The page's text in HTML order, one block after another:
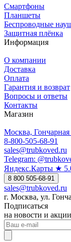
Смартфоны
Планшеты
Беспроводные
Защитная плёнка
Информация
О компании
Доставка
Оплата
Гарантия и возврат
Вопросы и ответы
Контакты
Магазин
Москва, Гончарная
8-800-505-68-91
sales@trubkoved.ru
Telegram:
Яндекс.Карты ★
8 800 505-68-91
sales@trubkoved.ru
г. Москва, ул.
Подписаться
на новости и акции